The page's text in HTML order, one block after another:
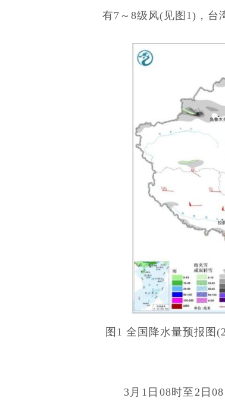
有7～8级风(见图1)，台
图1 全国降水量预报图
3月1日08时至2日